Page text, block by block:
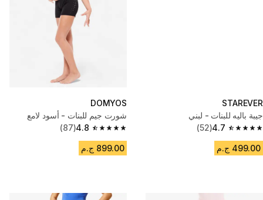
STAREVER
جيبة باليه للبنات - لبني
4.7
4.7 out of 5 stars from 52 reviews
(52)
499.00 ج.م
DOMYOS
شورت جيم للبنات - أسود لامع
4.8
4.8 out of 5 stars from 87 reviews
(87)
899.00 ج.م